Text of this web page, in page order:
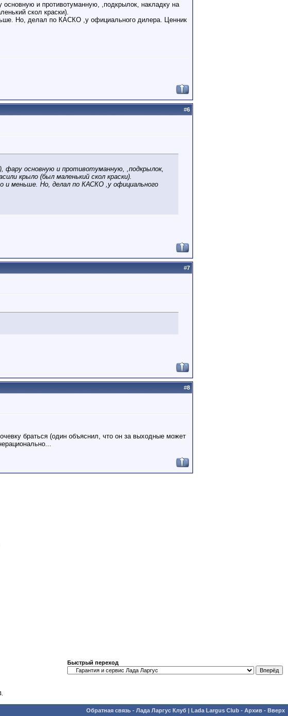
и противотуманную, ,подкрылок, накладку на
скол краски).
Но, делал по КАСКО ,у официального дилера. Ценник
#6
фару основную и противотуманную, ,подкрылок,
крыло (был маленький скол краски).
и меньше. Но, делал по КАСКО ,у официального
#7
#8
браться (один объяснил, что он за выходные может
Быстрый переход
Обратная связь - Лада Ларгус Клуб | Lada Largus Club - Архив - Вверх